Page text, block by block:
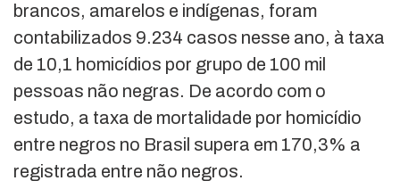
brancos, amarelos e indígenas, foram
contabilizados 9.234 casos nesse ano, à taxa
de 10,1 homicídios por grupo de 100 mil
pessoas não negras. De acordo com o
estudo, a taxa de mortalidade por homicídio
entre negros no Brasil supera em 170,3% a
registrada entre não negros.